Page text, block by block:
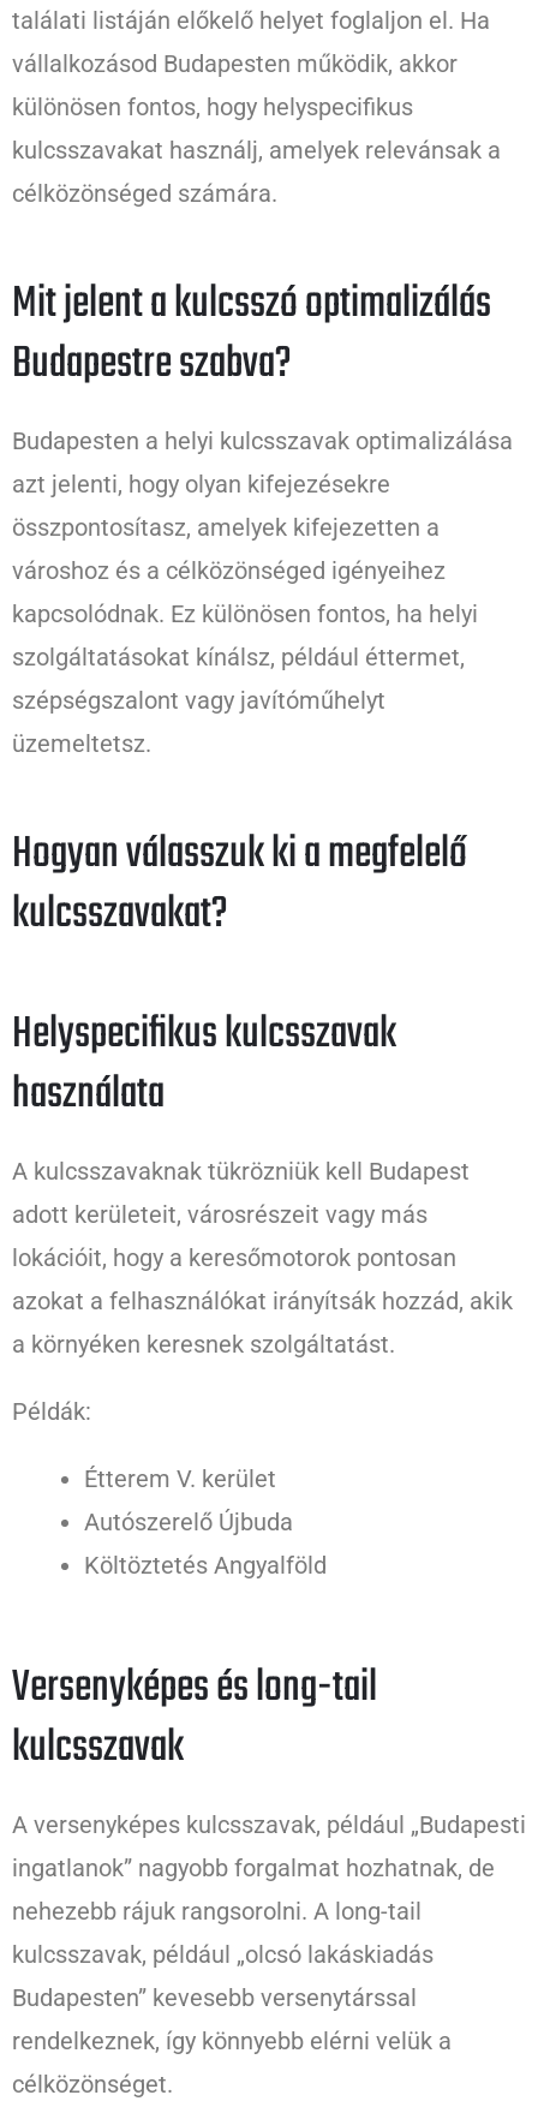
találati listáján előkelő helyet foglaljon el. Ha
vállalkozásod Budapesten működik, akkor
különösen fontos, hogy helyspecifikus
kulcsszavakat használj, amelyek relevánsak a
célközönséged számára.
Mit jelent a kulcsszó optimalizálás
Budapestre szabva?
Budapesten a helyi kulcsszavak optimalizálása
azt jelenti, hogy olyan kifejezésekre
összpontosítasz, amelyek kifejezetten a
városhoz és a célközönséged igényeihez
kapcsolódnak. Ez különösen fontos, ha helyi
szolgáltatásokat kínálsz, például éttermet,
szépségszalont vagy javítóműhelyt
üzemeltetsz.
Hogyan válasszuk ki a megfelelő
kulcsszavakat?
Helyspecifikus kulcsszavak
használata
A kulcsszavaknak tükrözniük kell Budapest
adott kerületeit, városrészeit vagy más
lokációit, hogy a keresőmotorok pontosan
azokat a felhasználókat irányítsák hozzád, akik
a környéken keresnek szolgáltatást.
Példák:
Étterem V. kerület
Autószerelő Újbuda
Költöztetés Angyalföld
Versenyképes és long-tail
kulcsszavak
A versenyképes kulcsszavak, például „Budapesti
ingatlanok” nagyobb forgalmat hozhatnak, de
nehezebb rájuk rangsorolni. A long-tail
kulcsszavak, például „olcsó lakáskiadás
Budapesten” kevesebb versenytárssal
rendelkeznek, így könnyebb elérni velük a
célközönséget.